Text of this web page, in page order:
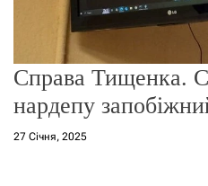
Справа Тищенка.
нардепу
27 Січня, 2025